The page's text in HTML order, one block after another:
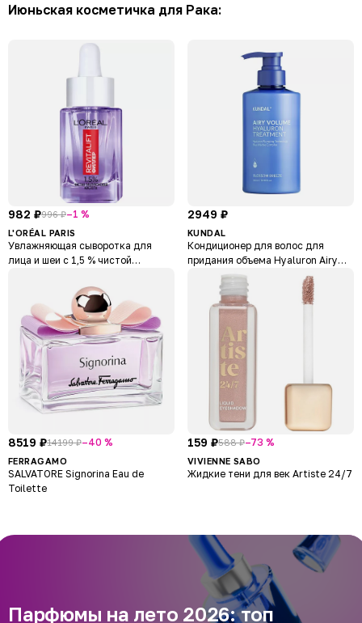
Июньская косметичка для Рака:
982 ₽996 ₽–1 %
L'ORÉAL PARIS
Увлажняющая сыворотка для
лица и шеи с 1,5 % чистой
2949 ₽
KUNDAL
Кондиционер для волос для
придания объема Hyaluron Airy
Volume
8519 ₽14199 ₽–40 %
FERRAGAMO
SALVATORE Signorina Eau de
Toilette
159 ₽588 ₽–73 %
VIVIENNE SABO
Жидкие тени для век Artiste 24/7
Парфюмы на лето 2026: топ